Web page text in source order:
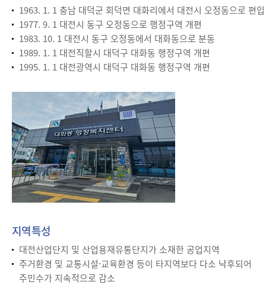
1963. 1. 1 충남 대덕군 회덕면 대화리에서 대전시 오정동으로 편입
1977. 9. 1 대전시 동구 오정동으로 행정구역 개편
1983. 10. 1 대전시 동구 오정동에서 대화동으로 분동
1989. 1. 1 대전직할시 대덕구 대화동 행정구역 개편
1995. 1. 1 대전광역시 대덕구 대화동 행정구역 개편
지역특성
대전산업단지 및 산업용재유통단지가 소재한 공업지역
주거환경 및 교통시설·교육환경 등이 타지역보다 다소 낙후되어
주민수가 지속적으로 감소